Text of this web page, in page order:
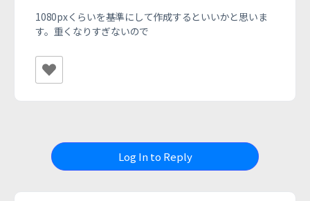
1080pxくらいを基準にして作成するといいかと思いま
す。重くなりすぎないので
Log In to Reply